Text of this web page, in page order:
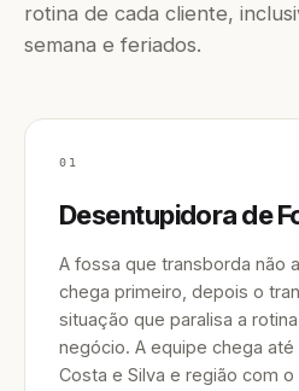
rotina de cada cliente,
semana e feriados.
01
Desentupidora de
A fossa que transborda não
chega primeiro, depois o
situação que paralisa a
negócio. A equipe chega até
Costa e Silva e região com